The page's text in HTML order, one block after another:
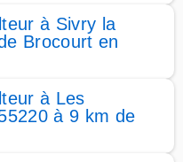
à Sivry la
Brocourt en
à Les
à 9 km de